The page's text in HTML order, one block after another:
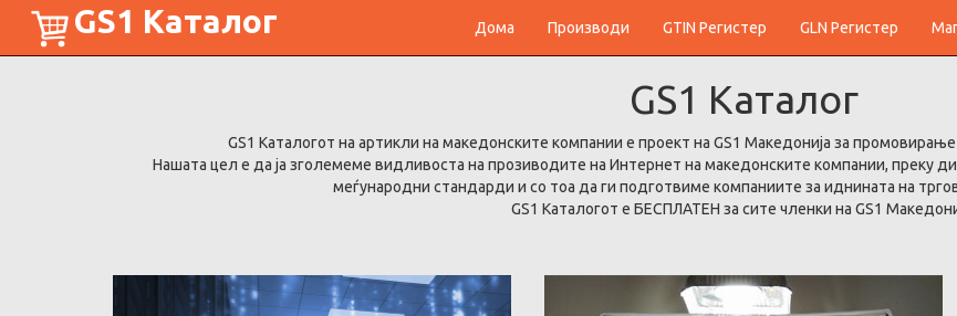
GS1 Каталог Дома Производи GTIN Регистер GLN Регистер
GS1 Каталог
GS1 Каталогот на артикли на македонските компании е проект на GS1 Македонија за
Нашата цел е да ја зголемеме видливоста на прозиводите на Интернет на македонските компании, преку
меѓународни стандарди и со тоа да ги подготвиме компаниите за иднината на
GS1 Каталогот е БЕСПЛАТЕН за сите членки на GS1